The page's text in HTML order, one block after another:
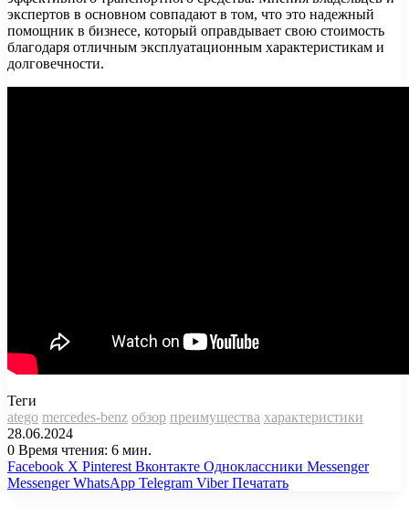
экспертов в основном совпадают в том, что это надежный
помощник в бизнесе, который оправдывает свою стоимость
благодаря отличным эксплуатационным характеристикам и
долговечности.
Теги
atego mercedes-benz обзор преимущества характеристики
28.06.2024
0 Время чтения: 6 мин.
Facebook X Pinterest Вконтакте Одноклассники Messenger
Messenger WhatsApp Telegram Viber Печатать